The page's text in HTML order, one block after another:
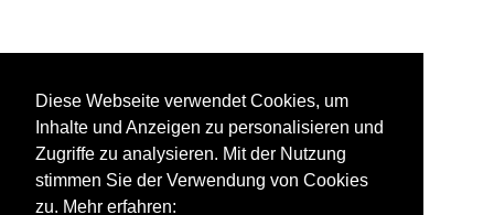
Diese Webseite verwendet Cookies, um
Inhalte und Anzeigen zu personalisieren und
Zugriffe zu analysieren. Mit der Nutzung
stimmen Sie der Verwendung von Cookies
zu. Mehr erfahren: